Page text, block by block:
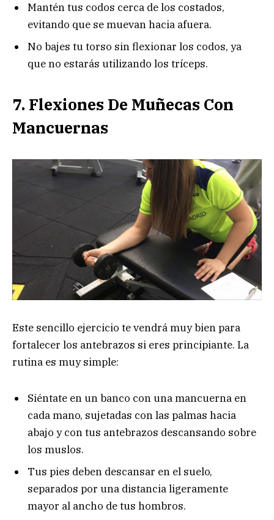
Mantén tus codos cerca de los costados,
evitando que se muevan hacia afuera.
No bajes tu torso sin flexionar los codos, ya
que no estarás utilizando los tríceps.
7. Flexiones De Muñecas Con
Mancuernas
Este sencillo ejercicio te vendrá muy bien para
fortalecer los antebrazos si eres principiante. La
rutina es muy simple:
Siéntate en un banco con una mancuerna en
cada mano, sujetadas con las palmas hacia
abajo y con tus antebrazos descansando sobre
los muslos.
Tus pies deben descansar en el suelo,
separados por una distancia ligeramente
mayor al ancho de tus hombros.